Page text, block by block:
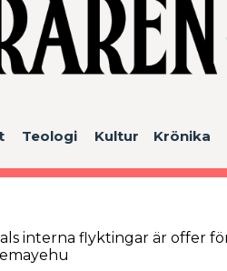
Teologi Kultur Krönika
interna flyktingar är offer